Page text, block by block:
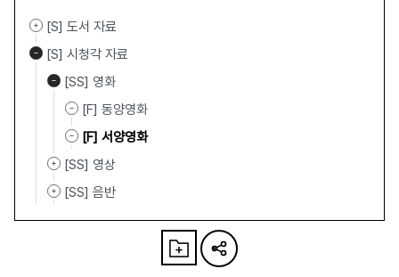
[S] 도서 자료
[S] 시청각 자료
[SS] 영화
[F] 동양영화
[F] 서양영화
[SS] 영상
[SS] 음반